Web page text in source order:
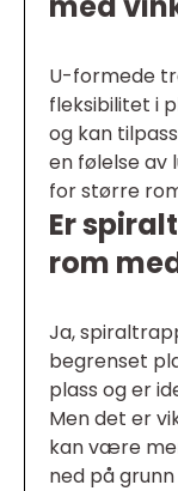
U-formede
fleksibilitet i
og kan
en følelse av
for større
Er
rom
Ja,
begrenset
plass og er
Men det er
kan være
ned på